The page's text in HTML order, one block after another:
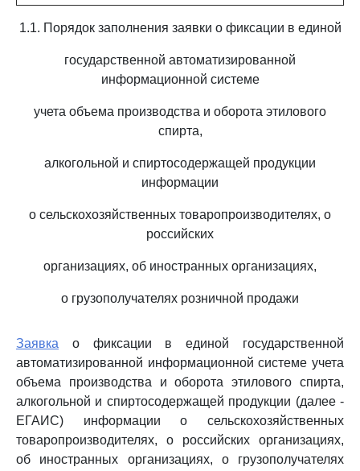
1.1. Порядок заполнения заявки о фиксации в единой
государственной автоматизированной
информационной системе
учета объема производства и оборота этилового
спирта,
алкогольной и спиртосодержащей продукции
информации
о сельскохозяйственных товаропроизводителях, о
российских
организациях, об иностранных организациях,
о грузополучателях розничной продажи
Заявка о фиксации в единой государственной
автоматизированной информационной системе учета
объема производства и оборота этилового спирта,
алкогольной и спиртосодержащей продукции (далее -
ЕГАИС) информации о сельскохозяйственных
товаропроизводителях, о российских организациях,
об иностранных организациях, о грузополучателях